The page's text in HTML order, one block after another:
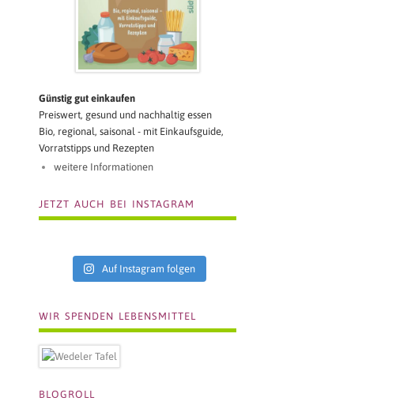
Günstig gut einkaufen
Preiswert, gesund und nachhaltig essen
Bio, regional, saisonal - mit Einkaufsguide,
Vorratstipps und Rezepten
weitere Informationen
JETZT AUCH BEI INSTAGRAM
Auf Instagram folgen
WIR SPENDEN LEBENSMITTEL
BLOGROLL